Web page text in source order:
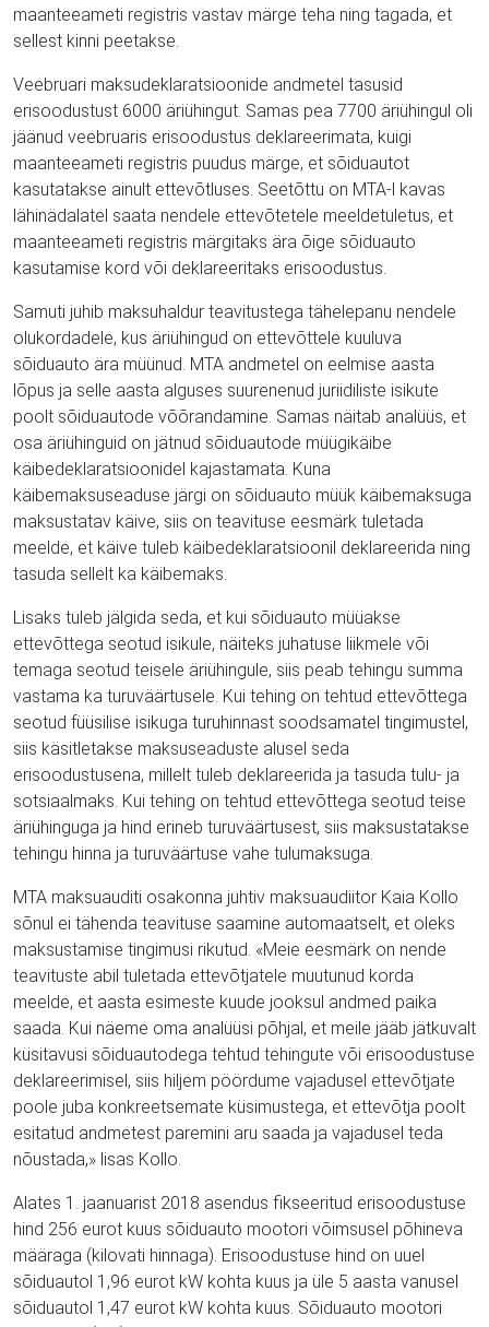
maanteeameti registris vastav märge teha ning tagada, et
sellest kinni peetakse.
Veebruari maksudeklaratsioonide andmetel tasusid
erisoodustust 6000 äriühingut. Samas pea 7700 äriühingul oli
jäänud veebruaris erisoodustus deklareerimata, kuigi
maanteeameti registris puudus märge, et sõiduautot
kasutatakse ainult ettevõtluses. Seetõttu on MTA-l kavas
lähinädalatel saata nendele ettevõtetele meeldetuletus, et
maanteeameti registris märgitaks ära õige sõiduauto
kasutamise kord või deklareeritaks erisoodustus.
Samuti juhib maksuhaldur teavitustega tähelepanu nendele
olukordadele, kus äriühingud on ettevõttele kuuluva
sõiduauto ära müünud. MTA andmetel on eelmise aasta
lõpus ja selle aasta alguses suurenenud juriidiliste isikute
poolt sõiduautode võõrandamine. Samas näitab analüüs, et
osa äriühinguid on jätnud sõiduautode müügikäibe
käibedeklaratsioonidel kajastamata. Kuna
käibemaksuseaduse järgi on sõiduauto müük käibemaksuga
maksustatav käive, siis on teavituse eesmärk tuletada
meelde, et käive tuleb käibedeklaratsioonil deklareerida ning
tasuda sellelt ka käibemaks.
Lisaks tuleb jälgida seda, et kui sõiduauto müüakse
ettevõttega seotud isikule, näiteks juhatuse liikmele või
temaga seotud teisele äriühingule, siis peab tehingu summa
vastama ka turuväärtusele. Kui tehing on tehtud ettevõttega
seotud füüsilise isikuga turuhinnast soodsamatel tingimustel,
siis käsitletakse maksuseaduste alusel seda
erisoodustusena, millelt tuleb deklareerida ja tasuda tulu- ja
sotsiaalmaks. Kui tehing on tehtud ettevõttega seotud teise
äriühinguga ja hind erineb turuväärtusest, siis maksustatakse
tehingu hinna ja turuväärtuse vahe tulumaksuga.
MTA maksuauditi osakonna juhtiv maksuaudiitor Kaia Kollo
sõnul ei tähenda teavituse saamine automaatselt, et oleks
maksustamise tingimusi rikutud. «Meie eesmärk on nende
teavituste abil tuletada ettevõtjatele muutunud korda
meelde, et aasta esimeste kuude jooksul andmed paika
saada. Kui näeme oma analüüsi põhjal, et meile jääb jätkuvalt
küsitavusi sõiduautodega tehtud tehingute või erisoodustuse
deklareerimisel, siis hiljem pöördume vajadusel ettevõtjate
poole juba konkreetsemate küsimustega, et ettevõtja poolt
esitatud andmetest paremini aru saada ja vajadusel teda
nõustada,» lisas Kollo.
Alates 1. jaanuarist 2018 asendus fikseeritud erisoodustuse
hind 256 eurot kuus sõiduauto mootori võimsusel põhineva
määraga (kilovati hinnaga). Erisoodustuse hind on uuel
sõiduautol 1,96 eurot kW kohta kuus ja üle 5 aasta vanusel
sõiduautol 1,47 eurot kW kohta kuus. Sõiduauto mootori